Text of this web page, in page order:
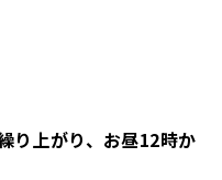
り上がり、お昼12時か